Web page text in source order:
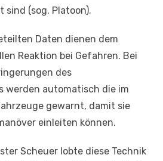
(sog. Platoon).
Daten dienen dem
Reaktion bei Gefahren. Bei
des
werden automatisch die im
gewarnt, damit sie
einleiten können.
Scheuer lobte diese Technik